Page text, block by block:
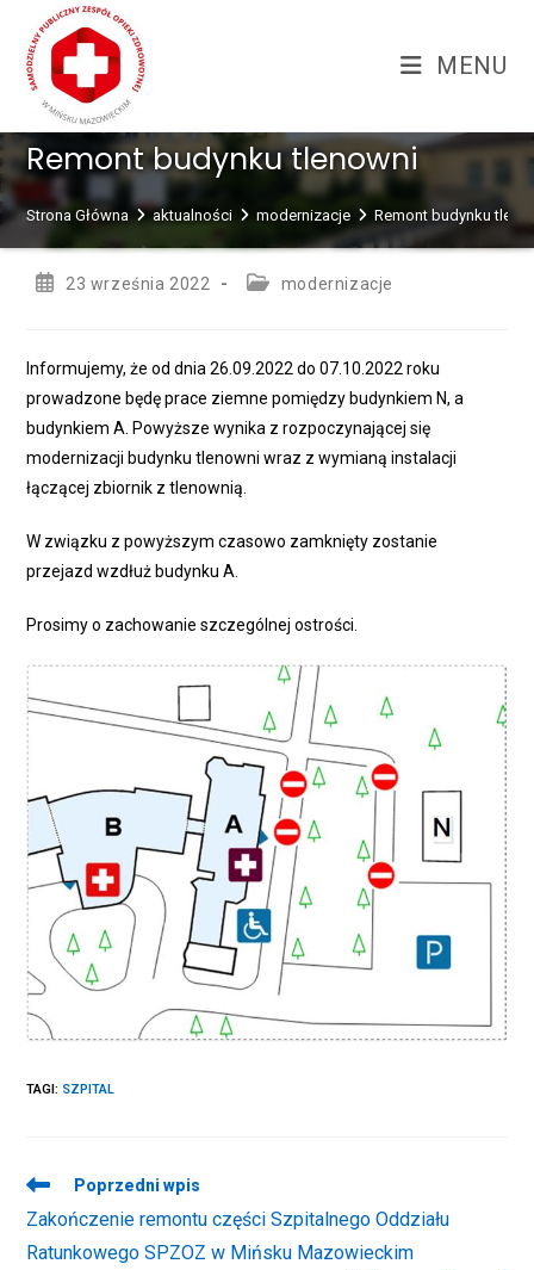
treści
content
MENU
Remont budynku tlenowni
Strona Główna aktualności modernizacje Remont budynku
Post23 września 2022
Postmodernizacje
Informujemy, że od dnia 26.09.2022 do 07.10.2022 roku
prowadzone będę prace ziemne pomiędzy budynkiem N, a
budynkiem A. Powyższe wynika z rozpoczynającej się
modernizacji budynku tlenowni wraz z wymianą instalacji
łączącej zbiornik z tlenownią.
W związku z powyższym czasowo zamknięty zostanie
przejazd wzdłuż budynku A.
Prosimy o zachowanie szczególnej ostrości.
TAGI: SZPITAL
Read
articles
Poprzedni wpis
Zakończenie remontu części Szpitalnego Oddziału
Ratunkowego SPZOZ w Mińsku Mazowieckim